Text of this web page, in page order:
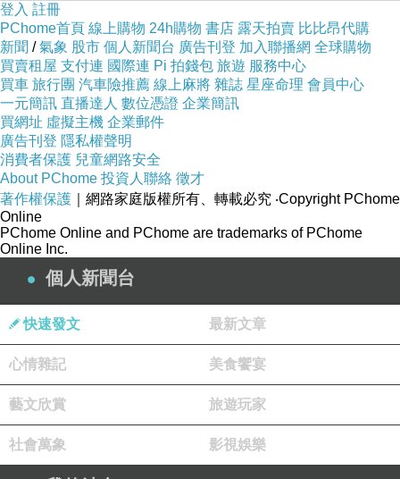
登入 註冊
PChome首頁 線上購物 24h購物 書店 露天拍賣 比比昂代購
新聞 /氣象 股市 個人新聞台 廣告刊登 加入聯播網 全球購物
買賣租屋 支付連 國際連 Pi 拍錢包 旅遊 服務中心
買車 旅行團 汽車險推薦 線上麻將 雜誌 星座命理 會員中心
一元簡訊 直播達人 數位憑證 企業簡訊
買網址 虛擬主機 企業郵件
廣告刊登 隱私權聲明
消費者保護 兒童網路安全
About PChome 投資人聯絡 徵才
著作權保護 ｜網路家庭版權所有、轉載必究 ‧Copyright PChome
Online
PChome Online and PChome are trademarks of PChome
Online Inc.
個人新聞台
快速發文 最新文章
心情雜記 美食饗宴
藝文欣賞 旅遊玩家
社會萬象 影視娛樂